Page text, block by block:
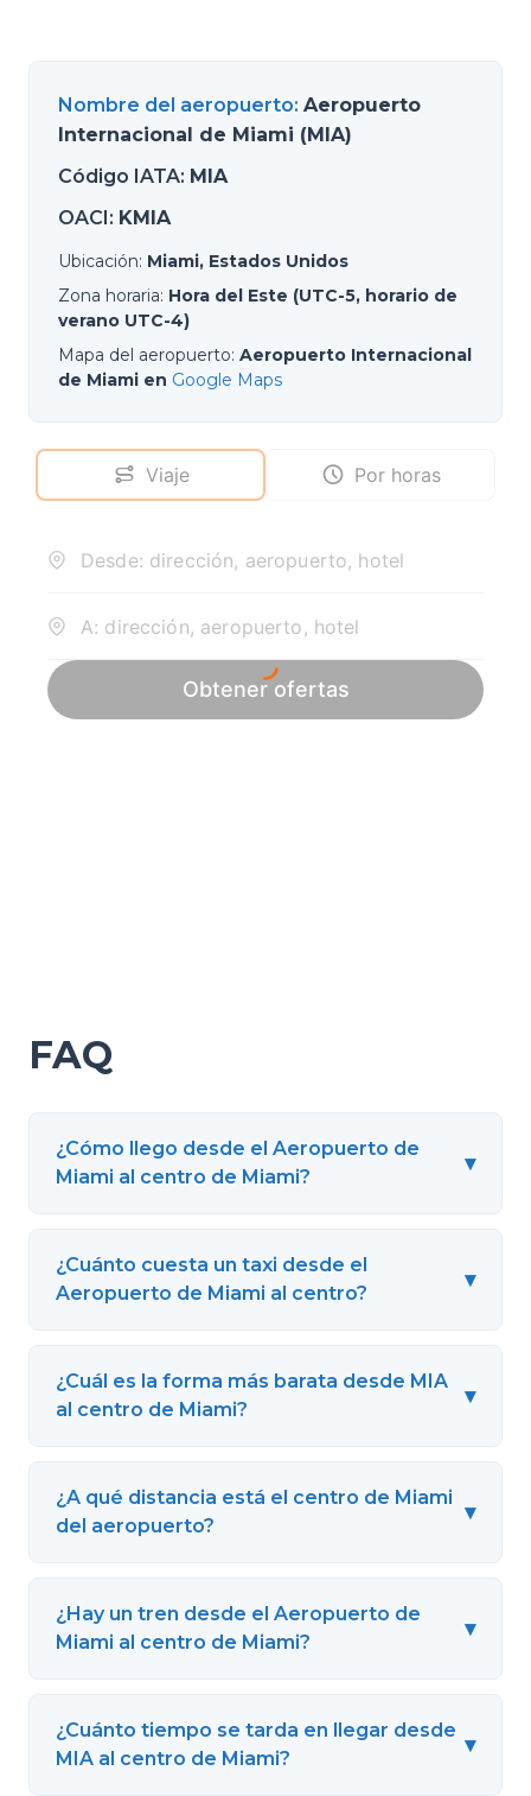
Nombre del aeropuerto: Aeropuerto
Internacional de Miami (MIA)
Código IATA: MIA
OACI: KMIA
Ubicación: Miami, Estados Unidos
Zona horaria: Hora del Este (UTC-5, horario de
verano UTC-4)
Mapa del aeropuerto: Aeropuerto Internacional
de Miami en Google Maps
FAQ
¿Cómo llego desde el Aeropuerto de
Miami al centro de Miami?
▾
¿Cuánto cuesta un taxi desde el
Aeropuerto de Miami al centro?
▾
¿Cuál es la forma más barata desde MIA
al centro de Miami?
▾
¿A qué distancia está el centro de Miami
del aeropuerto?
▾
¿Hay un tren desde el Aeropuerto de
Miami al centro de Miami?
▾
¿Cuánto tiempo se tarda en llegar desde
MIA al centro de Miami?
▾